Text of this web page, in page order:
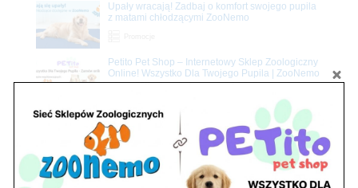
Upały wracają! Zadbaj o komfort swojego pupila
z matami chłodzącymi ZooNemo
Petito Pet Shop – Internetowy Sklep Zoologiczny
Online! Wszystko Dla Twojego Pupila | ZooNemo
Znajdź nas
Adres